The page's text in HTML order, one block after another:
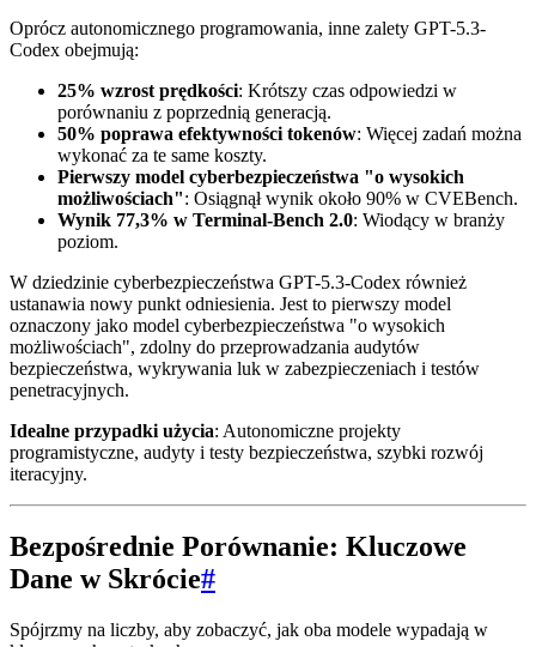
Oprócz autonomicznego programowania, inne zalety GPT-5.3-
Codex obejmują:
25% wzrost prędkości: Krótszy czas odpowiedzi w
porównaniu z poprzednią generacją.
50% poprawa efektywności tokenów: Więcej zadań można
wykonać za te same koszty.
Pierwszy model cyberbezpieczeństwa "o wysokich
możliwościach": Osiągnął wynik około 90% w CVEBench.
Wynik 77,3% w Terminal-Bench 2.0: Wiodący w branży
poziom.
W dziedzinie cyberbezpieczeństwa GPT-5.3-Codex również
ustanawia nowy punkt odniesienia. Jest to pierwszy model
oznaczony jako model cyberbezpieczeństwa "o wysokich
możliwościach", zdolny do przeprowadzania audytów
bezpieczeństwa, wykrywania luk w zabezpieczeniach i testów
penetracyjnych.
Idealne przypadki użycia: Autonomiczne projekty
programistyczne, audyty i testy bezpieczeństwa, szybki rozwój
iteracyjny.
Bezpośrednie Porównanie: Kluczowe
Dane w Skrócie#
Spójrzmy na liczby, aby zobaczyć, jak oba modele wypadają w